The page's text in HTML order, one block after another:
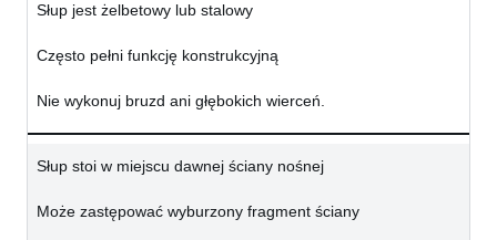
Słup jest żelbetowy lub stalowy
Często pełni funkcję konstrukcyjną
Nie wykonuj bruzd ani głębokich wierceń.
Słup stoi w miejscu dawnej ściany nośnej
Może zastępować wyburzony fragment ściany